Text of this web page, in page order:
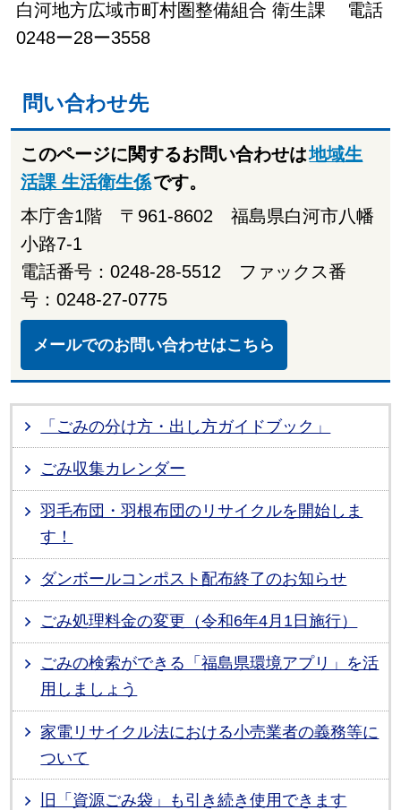
白河地方広域市町村圏整備組合 衛生課 電話
0248ー28ー3558
問い合わせ先
このページに関するお問い合わせは地域生
活課 生活衛生係です。
本庁舎1階 〒961-8602 福島県白河市八幡
小路7-1
電話番号：0248-28-5512 ファックス番
号：0248-27-0775
メールでのお問い合わせはこちら
「ごみの分け方・出し方ガイドブック」
ごみ収集カレンダー
羽毛布団・羽根布団のリサイクルを開始しま
す！
ダンボールコンポスト配布終了のお知らせ
ごみ処理料金の変更（令和6年4月1日施行）
ごみの検索ができる「福島県環境アプリ」を活
用しましょう
家電リサイクル法における小売業者の義務等に
ついて
旧「資源ごみ袋」も引き続き使用できます